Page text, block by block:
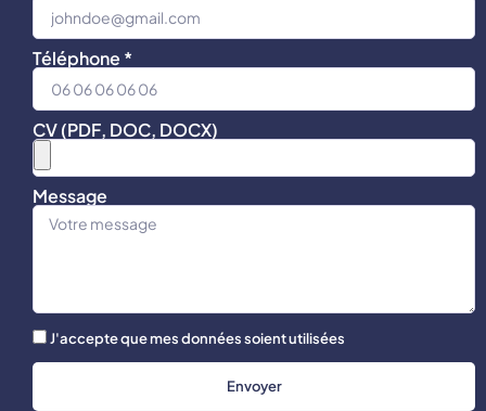
Téléphone *
CV (PDF, DOC, DOCX)
Message
J'accepte que mes données soient utilisées
Envoyer